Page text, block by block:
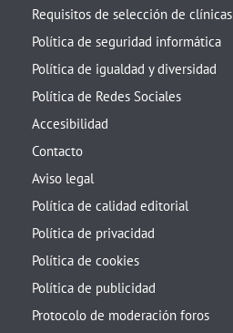
Requisitos de selección de clínicas
Política de seguridad informática
Política de igualdad y diversidad
Política de Redes Sociales
Accesibilidad
Contacto
Aviso legal
Política de calidad editorial
Política de privacidad
Política de cookies
Política de publicidad
Protocolo de moderación foros